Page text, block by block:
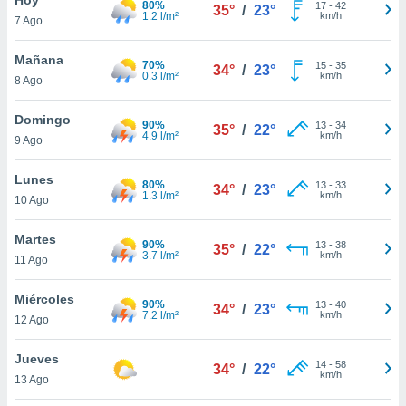
en
más
nuestra
de
cookies
aceptar
7 Ago
80%
1.2 l/m²
35° / 23° 17- 42
km/h
Mañana
8 Ago
70%
0.3 l/m²
34° / 23° 15- 35
km/h
Domingo
9 Ago
90%
4.9 l/m²
35° / 22° 13- 34
km/h
Lunes
10 Ago
80%
1.3 l/m²
34° / 23° 13- 33
km/h
Martes
11 Ago
90%
3.7 l/m²
35° / 22° 13- 38
km/h
Miércoles
12 Ago
90%
7.2 l/m²
34° / 23° 13- 40
km/h
Jueves
13 Ago
34° / 22° 14- 58
km/h